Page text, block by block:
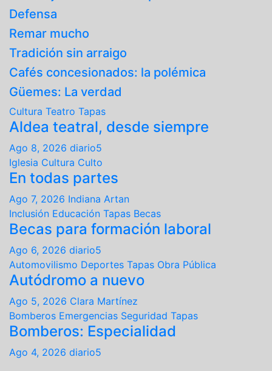
Defensa
Remar mucho
Tradición sin arraigo
Cafés concesionados: la polémica
Güemes: La verdad
Cultura Teatro Tapas
Aldea teatral, desde siempre
Ago 8, 2026 diario5
Iglesia Cultura Culto
En todas partes
Ago 7, 2026 Indiana Artan
Inclusión Educación Tapas Becas
Becas para formación laboral
Ago 6, 2026 diario5
Automovilismo Deportes Tapas Obra Pública
Autódromo a nuevo
Ago 5, 2026 Clara Martínez
Bomberos Emergencias Seguridad Tapas
Bomberos: Especialidad
Ago 4, 2026 diario5